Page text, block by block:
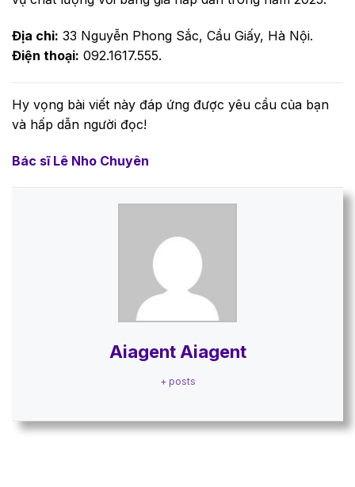
Địa chỉ: 33 Nguyễn Phong Sắc, Cầu Giấy, Hà Nội.
Điện thoại: 092.1617.555.
Hy vọng bài viết này đáp ứng được yêu cầu của bạn
và hấp dẫn người đọc!
Bác sĩ Lê Nho Chuyên
Aiagent Aiagent
+ posts